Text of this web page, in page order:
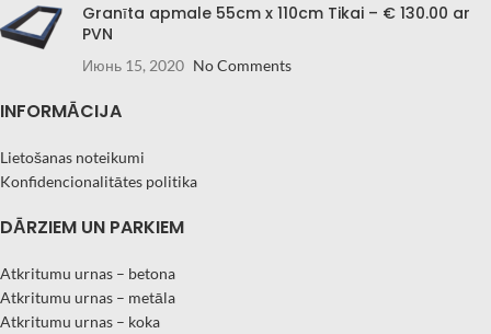
Granīta apmale 55cm x 110cm Tikai – € 130.00 ar
PVN
Июнь 15, 2020 No Comments
INFORMĀCIJA
Lietošanas noteikumi
Konfidencionalitātes politika
DĀRZIEM UN PARKIEM
Atkritumu urnas – betona
Atkritumu urnas – metāla
Atkritumu urnas – koka